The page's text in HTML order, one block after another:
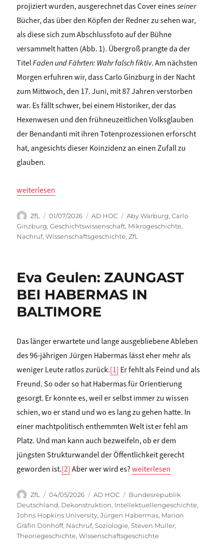
projiziert wurden, ausgerechnet das Cover einesseiner
Bücher, das über den Köpfen der Redner zu sehen war,
als diese sich zum Abschlussfoto auf der Bühne
versammelt hatten (Abb. 1). Übergroß prangte da der
TitelFaden und Fährten: Wahr falsch fiktiv. Am nächsten
Morgen erfuhren wir, dass Carlo Ginzburg in der Nacht
zum Mittwoch, den 17. Juni, mit 87 Jahren verstorben
war. Es fällt schwer, bei einem Historiker, der das
Hexenwesen und den frühneuzeitlichen Volksglauben
der Benandanti mit ihren Totenprozessionen erforscht
hat, angesichts dieser Koinzidenz an einen Zufall zu
glauben.
„Sigrid Weigel: CARLO GINZBURG – Erinnerung an einen
weiterlesen
Autor
ZfL
Veröffentlicht
am
01/07/2026 Kategorien
AD HOC Schlagwörter
Aby Warburg,Carlo
Ginzburg,Geschichtswissenschaft, Mikrogeschichte,
Nachruf,Wissenschaftsgeschichte,ZfL
Eva Geulen: ZAUNGAST
BEI HABERMAS IN
BALTIMORE
Das länger erwartete und lange ausgebliebene Ableben
des 96-jährigen Jürgen Habermas lässt eher mehr als
weniger Leute ratlos zurück.[1] Er fehlt als Feind und als
Freund. So oder so hat Habermas für Orientierung
gesorgt. Er konnte es, weil er selbst immer zu wissen
schien, wo er stand und wo es lang zu gehen hatte. In
einer machtpolitisch enthemmten Welt ist er fehl am
Platz. Und man kann auch bezweifeln, ob er dem
jüngsten Strukturwandel der Öffentlichkeit gerecht
geworden ist.[2]Aber wer wird es?„Eva Geulen: ZAUNGAST
weiterlesen
Autor
ZfL
Veröffentlicht
am
04/05/2026 Kategorien
AD HOC Schlagwörter
Bundesrepublik
Deutschland, Dekonstruktion, Intellektuellengeschichte,
Johns Hopkins University,Jürgen Habermas, Marion
Gräfin Dönhoff, Nachruf,Soziologie,Steven Muller,
Theoriegeschichte,Wissenschaftsgeschichte